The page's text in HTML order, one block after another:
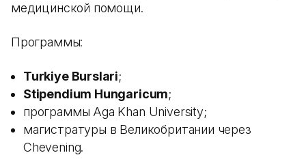
медицинской помощи.
Программы:
Turkiye Burslari;
Stipendium Hungaricum;
программы Aga Khan University;
магистратуры в Великобритании через
Chevening.